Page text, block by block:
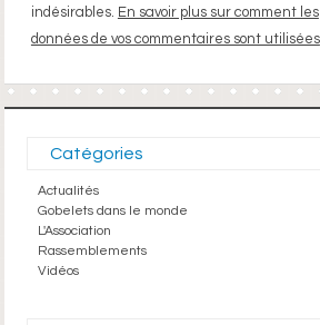
indésirables. En savoir plus sur comment les
données de vos commentaires sont utilisées
Catégories
Actualités
Gobelets dans le monde
L'Association
Rassemblements
Vidéos